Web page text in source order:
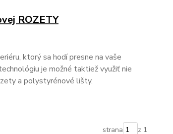
ROZETY
ktorý sa hodí presne na vaše
je možné taktiež využiť nie
a polystyrénové lišty.
strana z 1